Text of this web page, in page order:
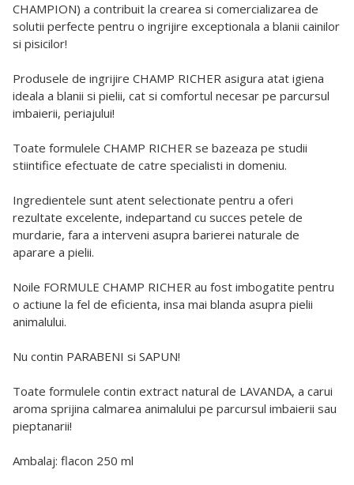
CHAMPION) a contribuit la crearea si comercializarea de
solutii perfecte pentru o ingrijire exceptionala a blanii cainilor
si pisicilor!
Produsele de ingrijire CHAMP RICHER asigura atat igiena
ideala a blanii si pielii, cat si comfortul necesar pe parcursul
imbaierii, periajului!
Toate formulele CHAMP RICHER se bazeaza pe studii
stiintifice efectuate de catre specialisti in domeniu.
Ingredientele sunt atent selectionate pentru a oferi
rezultate excelente, indepartand cu succes petele de
murdarie, fara a interveni asupra barierei naturale de
aparare a pielii.
Noile FORMULE CHAMP RICHER au fost imbogatite pentru
o actiune la fel de eficienta, insa mai blanda asupra pielii
animalului.
Nu contin PARABENI si SAPUN!
Toate formulele contin extract natural de LAVANDA, a carui
aroma sprijina calmarea animalului pe parcursul imbaierii sau
pieptanarii!
Ambalaj: flacon 250 ml